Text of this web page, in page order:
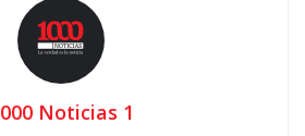
Noticias 1